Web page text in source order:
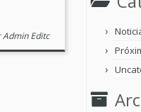
Admin Editc